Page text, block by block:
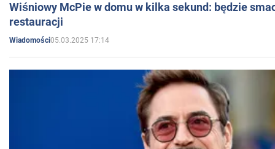
Wiśniowy McPie w domu w kilka sekund: będzie
restauracji
Wiadomości05.03.2025 17:14